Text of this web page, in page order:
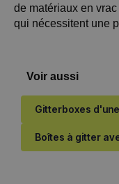
de matériaux en
qui nécessitent une
Voir aussi
Gitterboxes
Boîtes à gitter